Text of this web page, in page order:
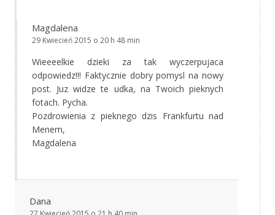
Magdalena
29 Kwiecień 2015 o 20 h 48 min
Wieeeelkie dzieki za tak wyczerpujaca
odpowiedz!!! Faktycznie dobry pomysl na nowy
post. Juz widze te udka, na Twoich pieknych
fotach. Pycha.
Pozdrowienia z pieknego dzis Frankfurtu nad
Menem,
Magdalena
Dana